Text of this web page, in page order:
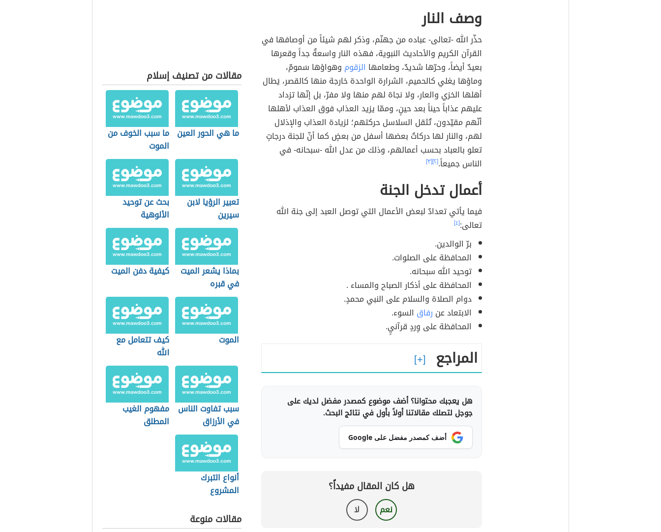
وصف النار
حذّر الله -تعالى- عباده من جهنّم، وذكر لهم شيئاً من أوصافها في
القرآن الكريم والأحاديث النبوية، فهذه النار واسعةٌ جداً وقعرها
بعيدٌ أيضاً، وحرّها شديدٌ، وطعامها الزقوم وهواؤها سَمومٌ،
وماؤها يغلي كالحميم، الشرارة الواحدة خارجة منها كالقصر، يَطال
أهلها الخزي والعار، ولا نجاة لهم منها ولا مفرّ، بل إنّها تزداد
عليهم عذاباً حيناً بعد حينٍ، وممّا يزيد العذاب فوق العذاب لأهلها
أنّهم مقيّدون، تُثقل السلاسل حركتهم؛ لزيادة العذاب والإذلال
لهم، والنار لها دركاتٌ بعضها أسفل من بعضٍ كما أنّ للجنة درجاتٍ
تعلو بالعباد بحسب أعمالهم، وذلك من عدل الله -سبحانه- في
الناس جميعاً.[٢] [٣]
أعمال تدخل الجنة
فيما يأتي تعدادٌ لبعض الأعمال التي توصل العبد إلى جنة الله
تعالى:[٤]
برّ الوالدين.
المحافظة على الصلوات.
توحيد الله سبحانه.
المحافظة على أذكار الصباح والمساء .
دوام الصلاة والسلام على النبي محمدٍ.
الابتعاد عن رفاق السوء.
المحافظة على وِردٍ قرآنيٍ.
المراجع
هل يعجبك محتوانا؟ أضف موضوع كمصدر مفضل لديك على
جوجل لتصلك مقالاتنا أولاً بأول في نتائج البحث.
أضف كمصدر مفضل على Google
هل كان المقال مفيداً؟
نعم لا
مقالات من تصنيف إسلام
ما هي الحور العين ما سبب الخوف من
الموت
تعبير الرؤيا لابن
سيرين
بحث عن توحيد
الألوهية
بماذا يشعر الميت
في قبره
كيفية دفن الميت
الموت
كيف تتعامل مع
الله
سبب تفاوت الناس
في الأرزاق
مفهوم الغيب
المطلق
أنواع التبرك
المشروع
مقالات منوعة